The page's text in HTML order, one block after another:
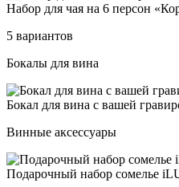
Набор для чая на 6 пер­сон
5 вариантов
Бокалы для вина
Бокал для ви­на с ва­шей
Винные аксессуары
Пода­роч­ный на­бор со­мелье